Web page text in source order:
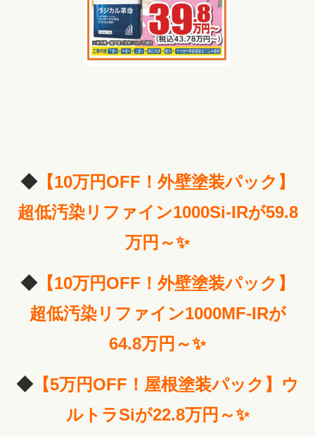
◆【10万円OFF！ 外壁塗装パック 】
超低汚染リファイン1000Si-IRが59.8
万円～✨
◆【10万円OFF！ 外壁塗装パック 】
超低汚染リファイン1000MF-IRが
64.8万円～✨
◆【5万円OFF！ 屋根塗装パック 】ウ
ルトラSiが22.8万円～✨